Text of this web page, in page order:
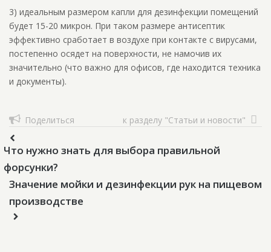
3) идеальным размером капли для дезинфекции помещений
будет 15-20 микрон. При таком размере антисептик
эффективно сработает в воздухе при контакте с вирусами,
постепенно осядет на поверхности, не намочив их
значительно (что важно для офисов, где находится техника
и документы).
Поделиться к разделу "Статьи и новости"
Что нужно знать для выбора правильной
форсунки?
Значение мойки и дезинфекции рук на пищевом
производстве